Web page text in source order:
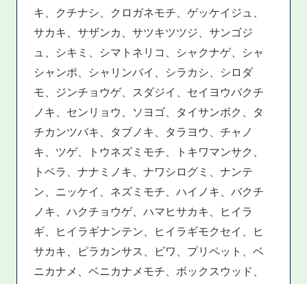
キ、クチナシ、クロガネモチ、ゲッケイジュ、
サカキ、サザンカ、サツキツツジ、サンゴジ
ュ、シキミ、シマトネリコ、シャクナゲ、シャ
シャンポ、シャリンバイ、シラカシ、シロダ
モ、ジンチョウゲ、スダジイ、セイヨウバクチ
ノキ、センリョウ、ソヨゴ、タイサンボク、タ
チカンツバキ、タブノキ、タラヨウ、チャノ
キ、ツゲ、トウネズミモチ、トキワマンサク、
トベラ、ナナミノキ、ナワシログミ、ナンテ
ン、ニッケイ、ネズミモチ、ハイノキ、バクチ
ノキ、ハクチョウゲ、ハマヒサカキ、ヒイラ
ギ、ヒイラギナンテン、ヒイラギモクセイ、ヒ
サカキ、ピラカンサス、ビワ、プリペット、ベ
ニカナメ、ベニカナメモチ、ボックスウッド、